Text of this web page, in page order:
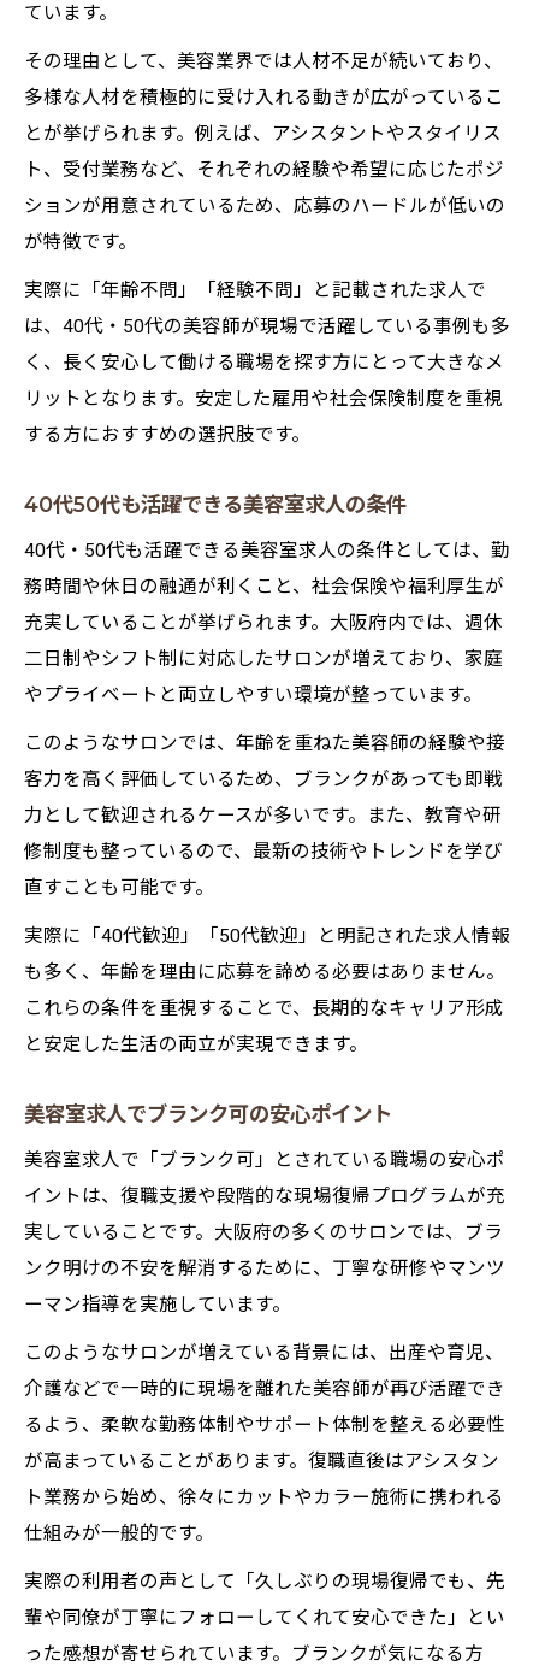
ています。
その理由として、美容業界では人材不足が続いており、
多様な人材を積極的に受け入れる動きが広がっているこ
とが挙げられます。例えば、アシスタントやスタイリス
ト、受付業務など、それぞれの経験や希望に応じたポジ
ションが用意されているため、応募のハードルが低いの
が特徴です。
実際に「年齢不問」「経験不問」と記載された求人で
は、40代・50代の美容師が現場で活躍している事例も多
く、長く安心して働ける職場を探す方にとって大きなメ
リットとなります。安定した雇用や社会保険制度を重視
する方におすすめの選択肢です。
40代50代も活躍できる美容室求人の条件
40代・50代も活躍できる美容室求人の条件としては、勤
務時間や休日の融通が利くこと、社会保険や福利厚生が
充実していることが挙げられます。大阪府内では、週休
二日制やシフト制に対応したサロンが増えており、家庭
やプライベートと両立しやすい環境が整っています。
このようなサロンでは、年齢を重ねた美容師の経験や接
客力を高く評価しているため、ブランクがあっても即戦
力として歓迎されるケースが多いです。また、教育や研
修制度も整っているので、最新の技術やトレンドを学び
直すことも可能です。
実際に「40代歓迎」「50代歓迎」と明記された求人情報
も多く、年齢を理由に応募を諦める必要はありません。
これらの条件を重視することで、長期的なキャリア形成
と安定した生活の両立が実現できます。
美容室求人でブランク可の安心ポイント
美容室求人で「ブランク可」とされている職場の安心ポ
イントは、復職支援や段階的な現場復帰プログラムが充
実していることです。大阪府の多くのサロンでは、ブラ
ンク明けの不安を解消するために、丁寧な研修やマンツ
ーマン指導を実施しています。
このようなサロンが増えている背景には、出産や育児、
介護などで一時的に現場を離れた美容師が再び活躍でき
るよう、柔軟な勤務体制やサポート体制を整える必要性
が高まっていることがあります。復職直後はアシスタン
ト業務から始め、徐々にカットやカラー施術に携われる
仕組みが一般的です。
実際の利用者の声として「久しぶりの現場復帰でも、先
輩や同僚が丁寧にフォローしてくれて安心できた」とい
った感想が寄せられています。ブランクが気になる方